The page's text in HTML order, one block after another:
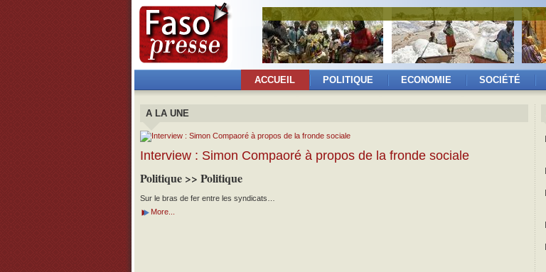
ACCUEIL POLITIQUE ECONOMIE SOCIÉTÉ
A LA UNE
Interview : Simon Compaoré à propos de la fronde sociale
Politique >> Politique
Sur le bras de fer entre les syndicats…
More...